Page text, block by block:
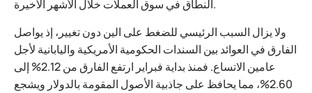
النطاق في سوق العملات خلال الأشهر الأخيرة.
ولا يزال السبب الرئيسي للضغط على الين دون تغيير، إذ يواصل
الفارق في العوائد بين السندات الحكومية الأمريكية واليابانية لأجل
عامين الاتساع. فمنذ بداية فبراير ارتفع الفارق من 2.12% إلى
2.60%، مما يحافظ على جاذبية الأصول المقومة بالدولار ويشجع